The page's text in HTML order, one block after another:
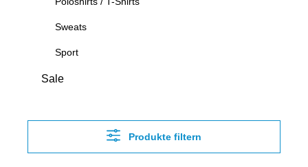
Sweats
Sport
Sale
Produkte filtern